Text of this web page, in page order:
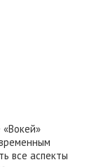
все аспекты